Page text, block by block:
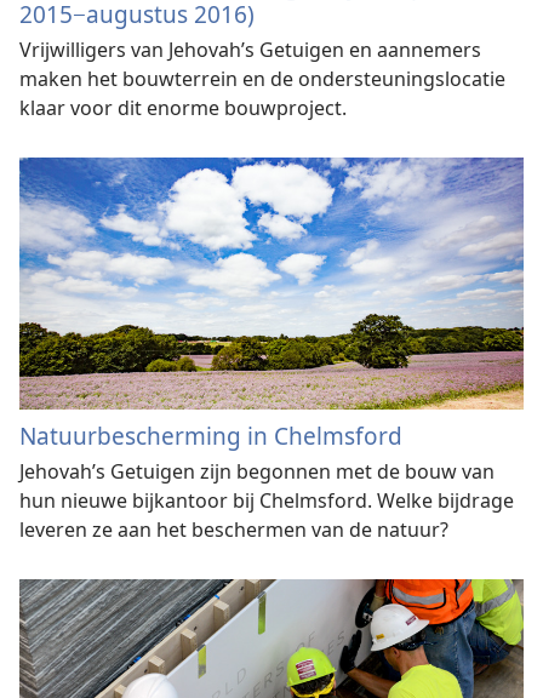
2015−augustus 2016)
Vrijwilligers van Jehovah’s Getuigen en aannemers
maken het bouwterrein en de ondersteuningslocatie
klaar voor dit enorme bouwproject.
Natuurbescherming in Chelmsford
Jehovah’s Getuigen zijn begonnen met de bouw van
hun nieuwe bijkantoor bij Chelmsford. Welke bijdrage
leveren ze aan het beschermen van de natuur?